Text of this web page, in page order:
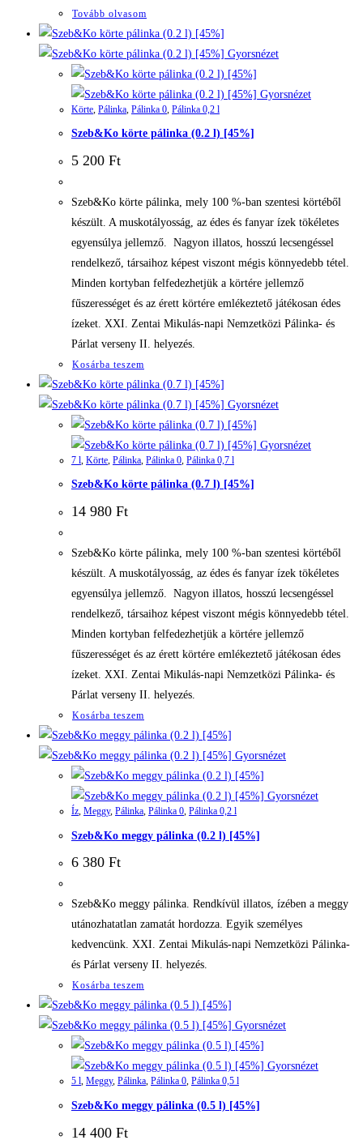
Tovább olvasom
Gyorsnézet
Gyorsnézet
Körte Pálinka Pálinka 0 Pálinka 0,2 l
Szeb&Ko körte pálinka (0.2 l) [45%]
5 200 Ft
Szeb&Ko körte pálinka, mely 100 %-ban szentesi körtéből
készült. A muskotályosság, az édes és fanyar ízek tökéletes
egyensúlya jellemző. Nagyon illatos, hosszú lecsengéssel
rendelkező, társaihoz képest viszont mégis könnyedebb tétel.
Minden kortyban felfedezhetjük a körtére jellemző
fűszerességet és az érett körtére emlékeztető játékosan édes
ízeket. XXI. Zentai Mikulás-napi Nemzetközi Pálinka- és
Párlat verseny II. helyezés.
Kosárba teszem
Gyorsnézet
Gyorsnézet
7 l, Körte, Pálinka, Pálinka 0, Pálinka 0,7 l
Szeb&Ko körte pálinka (0.7 l) [45%]
14 980 Ft
Szeb&Ko körte pálinka, mely 100 %-ban szentesi körtéből
készült. A muskotályosság, az édes és fanyar ízek tökéletes
egyensúlya jellemző. Nagyon illatos, hosszú lecsengéssel
rendelkező, társaihoz képest viszont mégis könnyedebb tétel.
Minden kortyban felfedezhetjük a körtére jellemző
fűszerességet és az érett körtére emlékeztető játékosan édes
ízeket. XXI. Zentai Mikulás-napi Nemzetközi Pálinka- és
Párlat verseny II. helyezés.
Kosárba teszem
Gyorsnézet
Gyorsnézet
Íz, Meggy, Pálinka, Pálinka 0, Pálinka 0,2 l
Szeb&Ko meggy pálinka (0.2 l) [45%]
6 380 Ft
Szeb&Ko meggy pálinka. Rendkívül illatos, ízében a meggy
utánozhatatlan zamatát hordozza. Egyik személyes
kedvencünk. XXI. Zentai Mikulás-napi Nemzetközi Pálinka-
és Párlat verseny II. helyezés.
Kosárba teszem
Gyorsnézet
Gyorsnézet
5 l, Meggy, Pálinka, Pálinka 0, Pálinka 0,5 l
Szeb&Ko meggy pálinka (0.5 l) [45%]
14 400 Ft